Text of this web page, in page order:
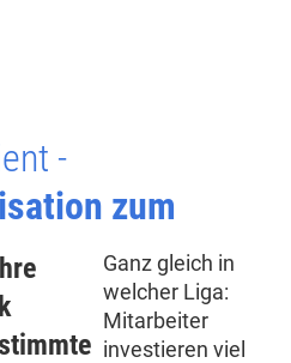
-
zum
Ganz gleich in
welcher Liga:
Mitarbeiter
investieren viel